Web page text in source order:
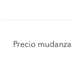
Precio